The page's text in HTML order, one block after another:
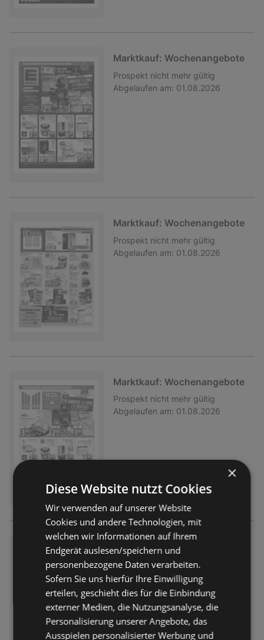
Marktkauf: Wochenangebote
Prospekt nicht mehr gültig
Abgelaufen am: 01.08.2026
Marktkauf: Wochenangebote
Prospekt nicht mehr gültig
Abgelaufen am: 01.08.2026
Marktkauf: Wochenangebote
Prospekt nicht mehr gültig
Abgelaufen am: 01.08.2026
Marktkauf: Wochenangebote
Prospekt nicht mehr gültig
Abgelaufen am: 01.08.2026
×
Diese Website nutzt Cookies
Wir verwenden auf unserer Website
Cookies und andere Technologien, mit
welchen wir Informationen auf Ihrem
Endgerät auslesen/speichern und
personenbezogene Daten verarbeiten.
Sofern Sie uns hierfür Ihre Einwilligung
erteilen, geschieht dies für die Einbindung
externer Medien, die Nutzungsanalyse, die
Personalisierung unserer Angebote, das
Ausspielen personalisierter Werbung und